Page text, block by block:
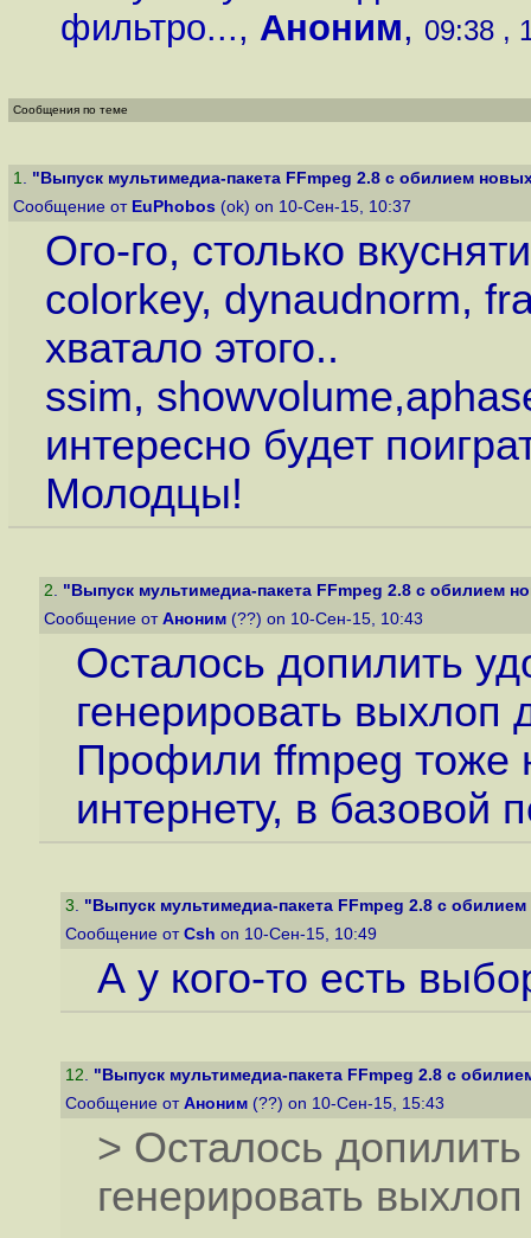
фильтро..., Аноним, 09:38 ,
Сообщения по теме
1. "Выпуск мультимедиа-пакета FFmpeg 2.8 с обилием
Сообщение от EuPhobos (ok) on 10-Сен-15, 10:37
Ого-го, столько
colorkey, dynaudnorm,
хватало этого..
ssim,
интересно будет
Молодцы!
2. "Выпуск мультимедиа-пакета FFmpeg 2.8 с обилием
Сообщение от Аноним (??) on 10-Сен-15, 10:43
Осталось допилить
генерировать
Профили ffmpeg тоже
интернету, в базовой
3. "Выпуск мультимедиа-пакета FFmpeg 2.8 с
Сообщение от Csh on 10-Сен-15, 10:49
А у кого-то есть
12. "Выпуск мультимедиа-пакета FFmpeg 2.8 с
Сообщение от Аноним (??) on 10-Сен-15, 15:43
> Осталось
генерировать